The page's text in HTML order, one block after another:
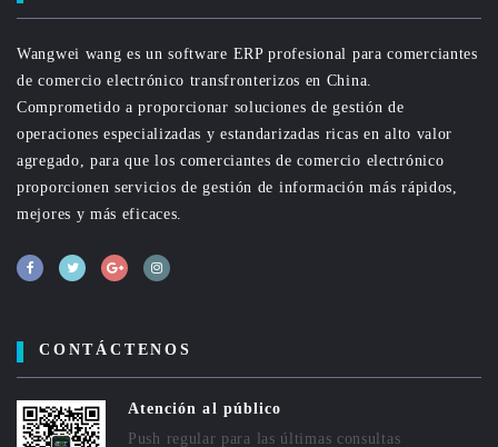
Wangwei wang es un software ERP profesional para comerciantes
de comercio electrónico transfronterizos en China.
Comprometido a proporcionar soluciones de gestión de
operaciones especializadas y estandarizadas ricas en alto valor
agregado, para que los comerciantes de comercio electrónico
proporcionen servicios de gestión de información más rápidos,
mejores y más eficaces.
CONTÁCTENOS
Atención al público
Push regular para las últimas consultas